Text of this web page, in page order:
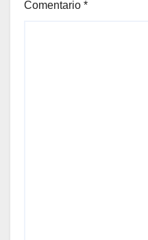
Comentario *